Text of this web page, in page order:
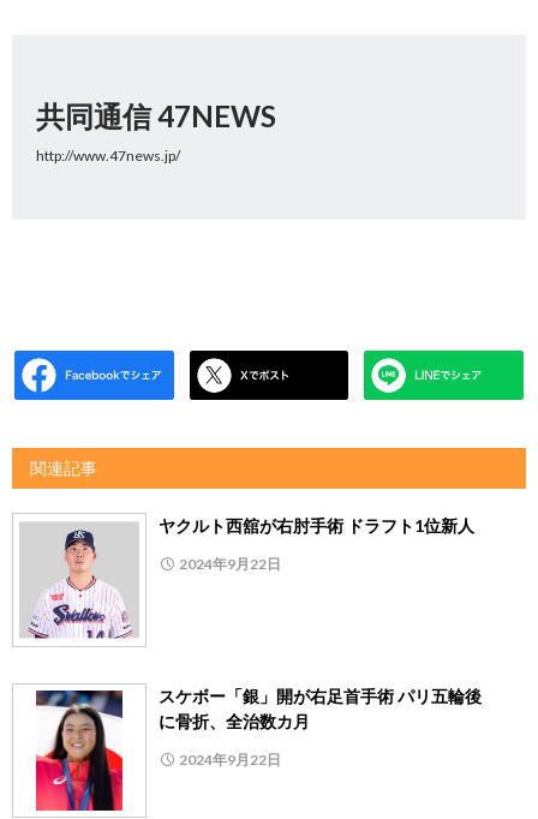
共同通信 47NEWS
http://www.47news.jp/
関連記事
ヤクルト西舘が右肘手術 ドラフト1位新人
2024年9月22日
スケボー「銀」開が右足首手術 パリ五輪後
に骨折、全治数カ月
2024年9月22日